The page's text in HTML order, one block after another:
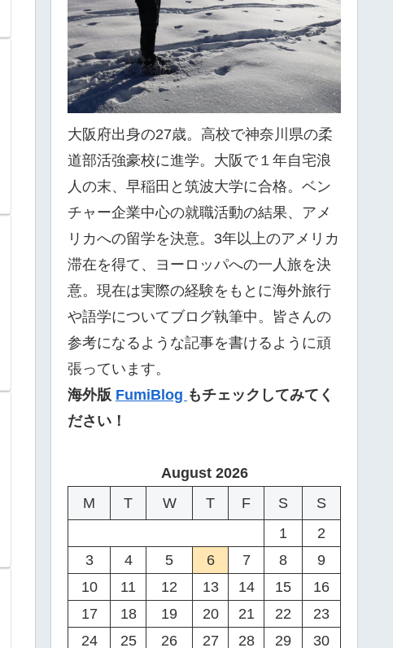
大阪府出身の27歳。高校で神奈川県の柔
道部活強豪校に進学。大阪で１年自宅浪
人の末、早稲田と筑波大学に合格。ベン
チャー企業中心の就職活動の結果、アメ
リカへの留学を決意。3年以上のアメリカ
滞在を得て、ヨーロッパへの一人旅を決
意。現在は実際の経験をもとに海外旅行
や語学についてブログ執筆中。皆さんの
参考になるような記事を書けるように頑
張っています。
海外版 FumiBlog もチェックしてみてく
ださい！
August 2026
M
T W T F S
S
1
2
3
4 5 6 7 8
9
10
11 12 13 14 15
16
17
18 19 20 21 22
23
24
25 26 27 28 29
30